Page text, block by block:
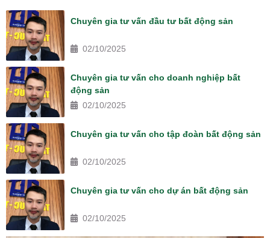
Chuyên gia tư vấn đầu tư bất động sản
02/10/2025
Chuyên gia tư vấn cho doanh nghiệp bất
động sản
02/10/2025
Chuyên gia tư vấn cho tập đoàn bất động sản
02/10/2025
Chuyên gia tư vấn cho dự án bất động sản
02/10/2025